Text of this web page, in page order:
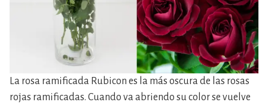
La rosa ramificada Rubicon es la más oscura de las rosas
rojas ramificadas. Cuando va abriendo su color se vuelve